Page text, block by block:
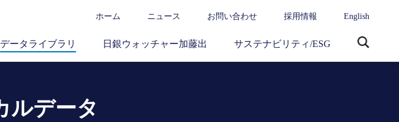
ホーム ニュース お問い合わせ 採用情報 English
データライブラリ 日銀ウォッチャー加藤出 サステナビリティ/ESG
ルデータ